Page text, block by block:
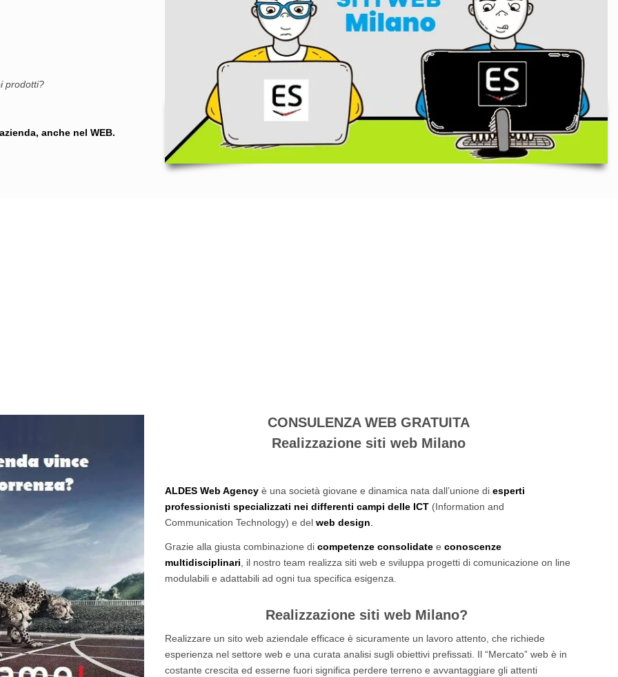
prodotti?
anche nel WEB.
CONSULENZA WEB GRATUITA
Realizzazione siti web Milano
ALDES Web Agency è una società giovane e dinamica nata dall’unione di esperti
professionisti specializzati nei differenti campi delle ICT (Information and
Communication Technology) e del web design.
Grazie alla giusta combinazione di competenze consolidate e conoscenze
multidisciplinari , il nostro team realizza siti web e sviluppa progetti di comunicazione on line
modulabili e adattabili ad ogni tua specifica esigenza.
Realizzazione siti web Milano?
Realizzare un sito web aziendale efficace è sicuramente un lavoro attento, che richiede
esperienza nel settore web e una curata analisi sugli obiettivi prefissati. Il “Mercato” web è in
costante crescita ed esserne fuori significa perdere terreno e avvantaggiare gli attenti